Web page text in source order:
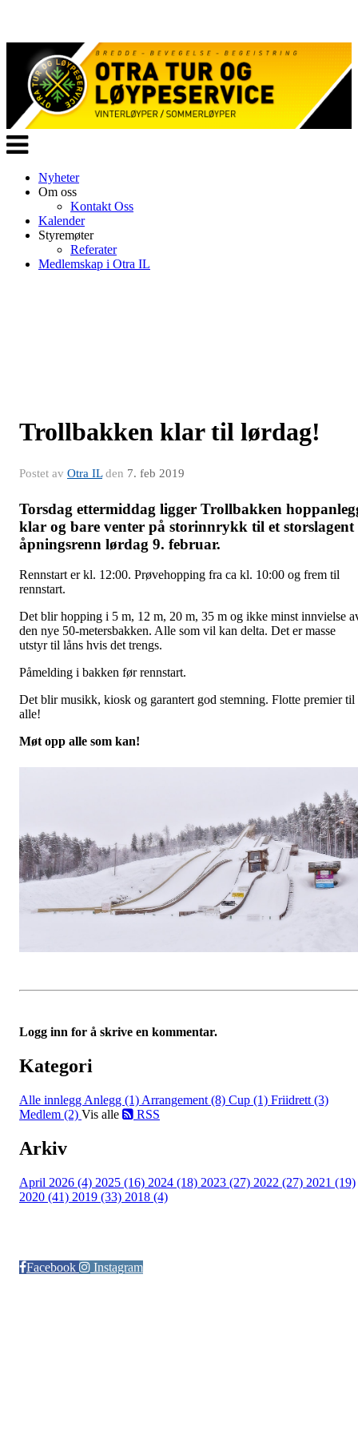
Veksle
navigasjon
Nyheter
Om oss
Kontakt Oss
Kalender
Styremøter
Referater
Medlemskap i Otra IL
Trollbakken klar til lørdag!
Postet av Otra ILden 7. feb 2019
Torsdag ettermiddag ligger Trollbakken
klar og bare venter på storinnrykk til et storslagent
åpningsrenn lørdag 9. februar.
Rennstart er kl. 12:00. Prøvehopping fra ca kl. 10:00 og frem til
rennstart.
Det blir hopping i 5 m, 12 m, 20 m, 35 m og ikke minst innvielse
den nye 50-metersbakken. Alle som vil kan delta. Det er masse
utstyr til låns hvis det trengs.
Påmelding i bakken før rennstart.
Det blir musikk, kiosk og garantert god stemning. Flotte premier til
alle!
Møt opp alle som kan!
Logg inn for å skrive en kommentar.
Kategori
Alle innlegg Anlegg (1) Arrangement (8) Cup (1) Friidrett (3)
Medlem (2) Vis alle RSS
Arkiv
April 2026 (4) 2025 (16) 2024 (18) 2023 (27) 2022 (27) 2021 (19)
2020 (41) 2019 (33) 2018 (4)
Facebook
Instagram